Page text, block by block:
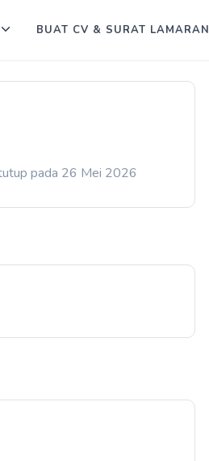
BUAT CV & SURAT LAMARAN
pada 26 Mei 2026